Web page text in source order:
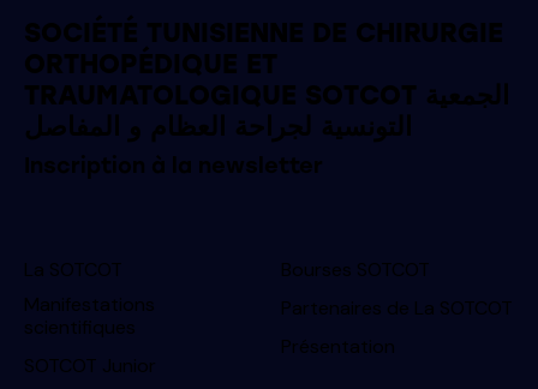
SOCIÉTÉ TUNISIENNE DE CHIRURGIE
ORTHOPÉDIQUE ET
TRAUMATOLOGIQUE SOTCOT الجمعية
التونسية لجراحة العظام و المفاصل
Inscription à la newsletter
La SOTCOT
Manifestations
scientifiques
SOTCOT Junior
Bourses SOTCOT
Partenaires de La SOTCOT
Présentation